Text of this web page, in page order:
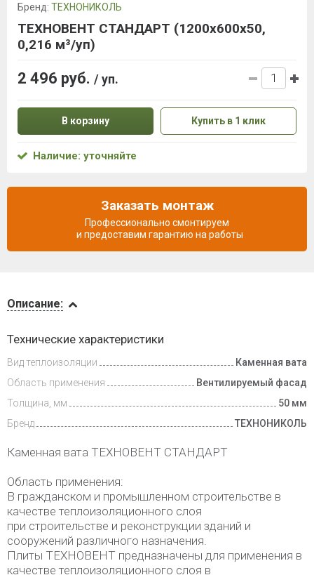
и оплата
Описание:
Технические характеристики
Вид теплоизоляции
Каменная вата
Область применения
Вентилируемый фасад
Толщина, мм
50 мм
Бренд
ТЕХНОНИКОЛЬ
Каменная вата ТЕХНОВЕНТ СТАНДАРТ
Область применения:
В гражданском и промышленном строительстве в
качестве теплоизоляционного слоя
при строительстве и реконструкции зданий и
сооружений различного назначения.
Плиты ТЕХНОВЕНТ предназначены для применения в
качестве теплоизоляционного слоя в
Бренд: ТЕХНОНИКОЛЬ
ТЕХНОВЕНТ СТАНДАРТ (1200х600х50,
0,216 м³/уп)
2 496 руб. / уп.
В корзину Купить в 1 клик
Наличие: уточняйте
Заказать монтаж
Профессионально смонтируем
и предоставим гарантию на работы